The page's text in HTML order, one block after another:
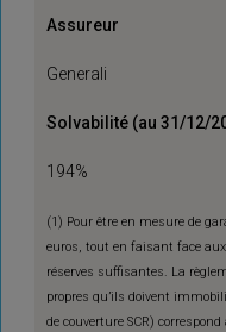
Assureur
Generali
Solvabilité (au 31/12/
194%
(1) Pour être en mesure de
euros, tout en faisant face
réserves suffisantes. La
propres qu’ils doivent
de couverture SCR)